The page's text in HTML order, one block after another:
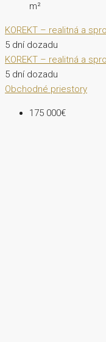
m²
KOREKT – realitná a
5 dní dozadu
KOREKT – realitná a
5 dní dozadu
Obchodné priestory
175 000€